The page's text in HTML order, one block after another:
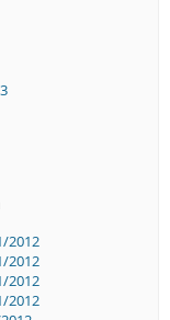
2012
2012
2012
2012